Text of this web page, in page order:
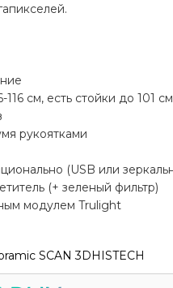
116 см, есть стойки до 101
рукоятками
(USB или
(+ зеленый фильтр)
модулем Trulight
SCAN 3DHISTECH